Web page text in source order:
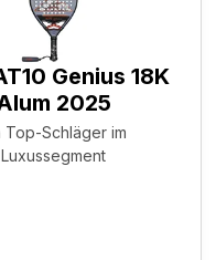
Genius 18K
2025
Top-Schläger im
Luxussegment